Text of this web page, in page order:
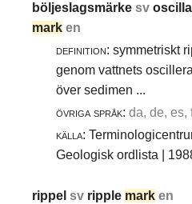
böljeslagsmärkesv
mark en
definition: symmetriskt
genom vattnets
över sedimen ...
övriga språk: da, de, es,
källa:
Geologisk ordlista |
rippelsv ripple mark en